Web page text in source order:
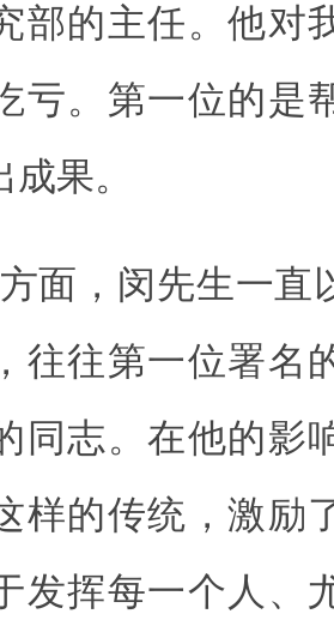
部的主任。他对
亏。第一位的是
果。
面，闵先生一直
往往第一位署名
同志。在他的影
样的传统，激励
发挥每一个人、